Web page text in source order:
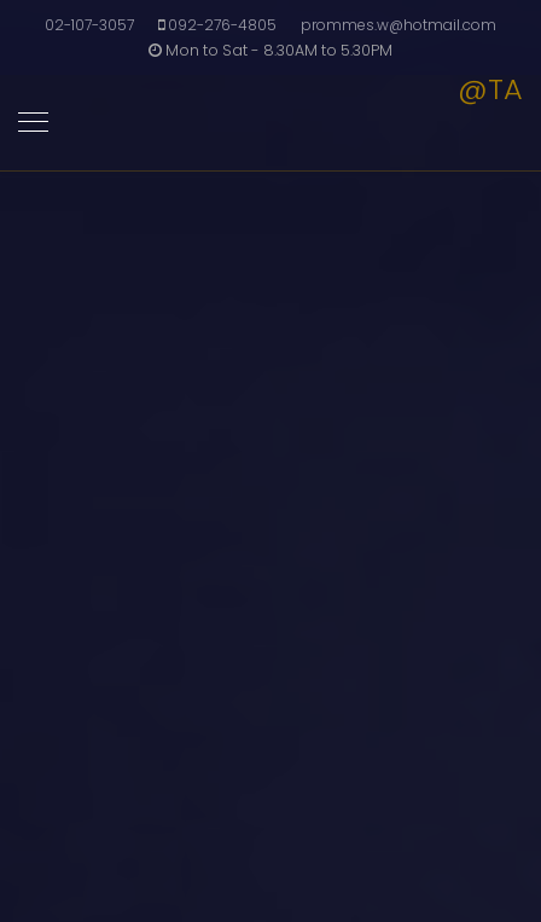
02-107-3057 092-276-4805
prommes.w@hotmail.com
Mon to Sat - 8.30AM to 5.30PM
@TA